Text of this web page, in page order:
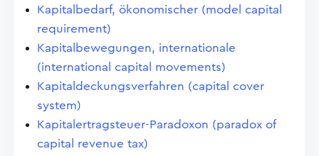
Kapitalbedarf, ökonomischer (model capital
requirement)
Kapitalbewegungen, internationale
(international capital movements)
Kapitaldeckungsverfahren (capital cover
system)
Kapitalertragsteuer-Paradoxon (paradox of
capital revenue tax)